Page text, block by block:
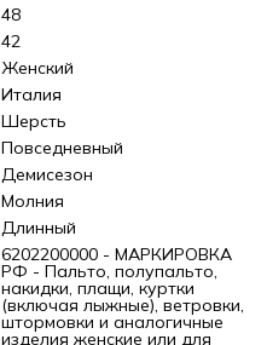
48
42
Женский
Италия
Шерсть
Повседневный
Демисезон
Молния
Длинный
6202200000 - МАРКИРОВКА
РФ - Пальто, полупальто,
накидки, плащи, куртки
(включая лыжные), ветровки,
штормовки и аналогичные
изделия женские или для